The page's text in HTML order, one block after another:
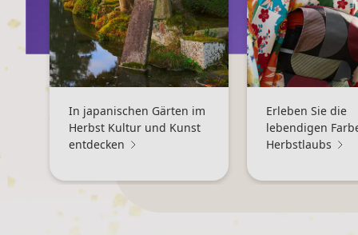
In japanischen Gärten im
Herbst Kultur und Kunst
entdecken
Erleben Sie die
lebendigen
Herbstlaubs